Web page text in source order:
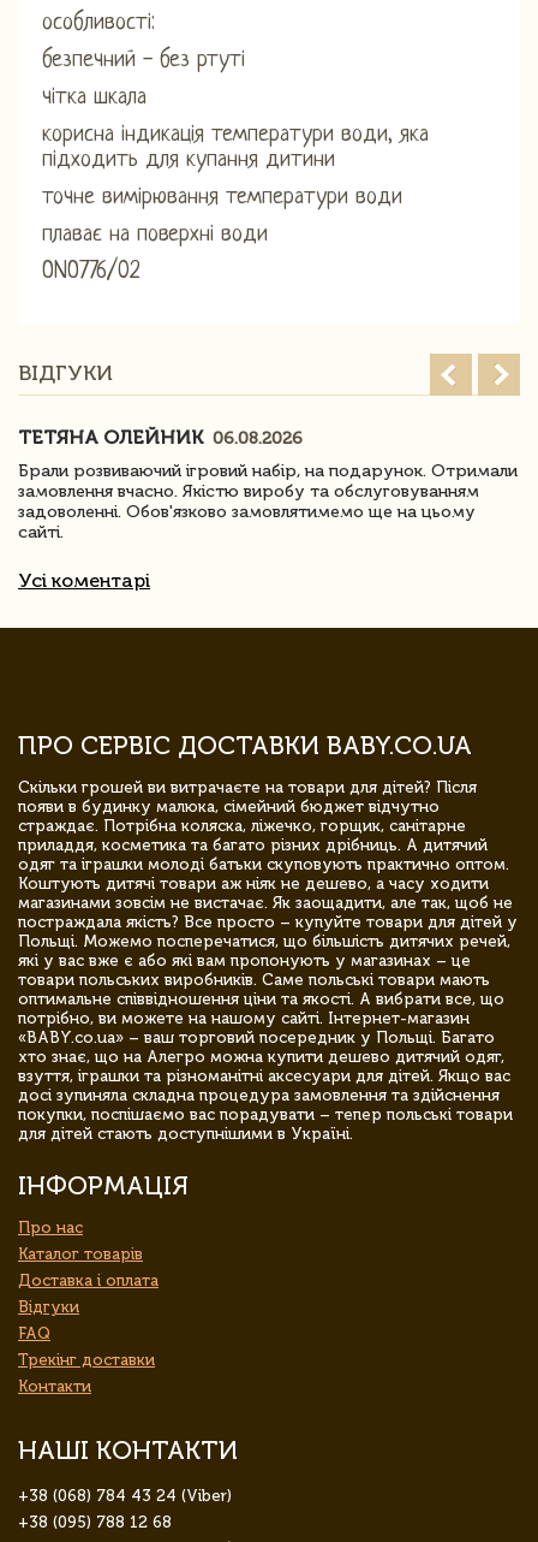
особливості:
безпечний - без ртуті
чітка шкала
корисна індикація температури води, яка
підходить для купання дитини
точне вимірювання температури води
плаває на поверхні води
ONO776/02
ВІДГУКИ
ТЕТЯНА ОЛЕЙНИК 06.08.2026
Брали розвиваючий ігровий набір, на подарунок. Отримали
замовлення вчасно. Якістю виробу та обслуговуванням
задоволенні. Обов'язково замовлятимемо ще на цьому
сайті.
Усі коментарі
ПРО СЕРВІС ДОСТАВКИ BABY.CO.UA
Скільки грошей ви витрачаєте на товари для дітей? Після
появи в будинку малюка, сімейний бюджет відчутно
страждає. Потрібна коляска, ліжечко, горщик, санітарне
приладдя, косметика та багато різних дрібниць. А дитячий
одяг та іграшки молоді батьки скуповують практично оптом.
Коштують дитячі товари аж ніяк не дешево, а часу ходити
магазинами зовсім не вистачає. Як заощадити, але так, щоб не
постраждала якість? Все просто – купуйте товари для дітей у
Польщі. Можемо посперечатися, що більшість дитячих речей,
які у вас вже є або які вам пропонують у магазинах – це
товари польських виробників. Саме польські товари мають
оптимальне співвідношення ціни та якості. А вибрати все, що
потрібно, ви можете на нашому сайті. Інтернет-магазин
«BABY.co.ua» – ваш торговий посередник у Польщі. Багато
хто знає, що на Алегро можна купити дешево дитячий одяг,
взуття, іграшки та різноманітні аксесуари для дітей. Якщо вас
досі зупиняла складна процедура замовлення та здійснення
покупки, поспішаємо вас порадувати – тепер польські товари
для дітей стають доступнішими в Україні.
ІНФОРМАЦІЯ
Про нас
Каталог товарів
Доставка і оплата
Відгуки
FAQ
Трекінг доставки
Контакти
НАШІ КОНТАКТИ
+38 (068) 784 43 24 (Viber)
+38 (095) 788 12 68